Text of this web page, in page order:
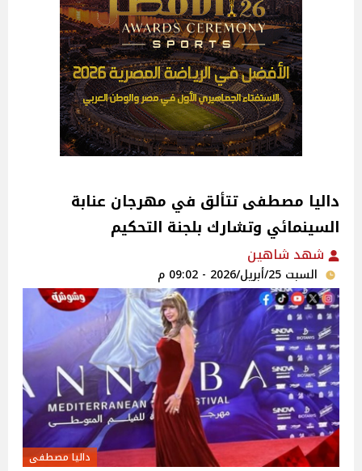
داليا مصطفى تتألق في مهرجان عنابة
السينمائي وتشارك بلجنة التحكيم
شهد شاهين
السبت 25/أبريل/2026 - 09:02 م
داليا مصطفى